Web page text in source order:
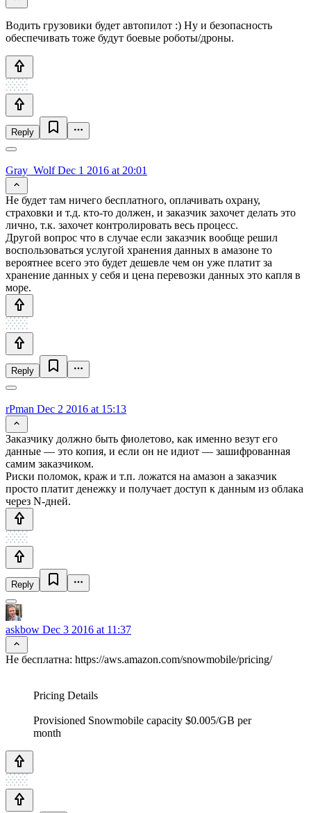
Водить грузовики будет автопилот :) Ну и безопасность
обеспечивать тоже будут боевые роботы/дроны.
Reply
Gray_WolfDec 1 2016 at 20:01
Не будет там ничего бесплатного, оплачивать охрану,
страховки и т.д. кто-то должен, и заказчик захочет делать это
лично, т.к. захочет контролировать весь процесс.
Другой вопрос что в случае если заказчик вообще решил
воспользоваться услугой хранения данных в амазоне то
вероятнее всего это будет дешевле чем он уже платит за
хранение данных у себя и цена перевозки данных это капля в
море.
Reply
rPman Dec 2 2016 at 15:13
Заказчику должно быть фиолетово, как именно везут его
данные — это копия, и если он не идиот — зашифрованная
самим заказчиком.
Риски поломок, краж и т.п. ложатся на амазон а заказчик
просто платит денежку и получает доступ к данным из облака
через N-дней.
Reply
askbow Dec 3 2016 at 11:37
Не бесплатна: https://aws.amazon.com/snowmobile/pricing/
Pricing Details
Provisioned Snowmobile capacity $0.005/GB per
month